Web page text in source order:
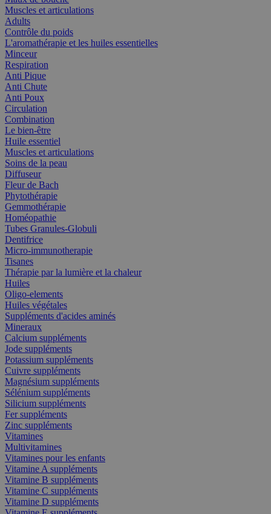
Muscles et articulations
Adults
Contrôle du poids
L'aromathérapie et les huiles essentielles
Minceur
Respiration
Anti Pique
Anti Chute
Anti Poux
Circulation
Combination
Le bien-être
Huile essentiel
Muscles et articulations
Soins de la peau
Diffuseur
Fleur de Bach
Phytothérapie
Gemmothérapie
Homéopathie
Tubes Granules-Globuli
Dentifrice
Micro-immunotherapie
Tisanes
Thérapie par la lumière et la chaleur
Huiles
Oligo-elements
Huiles végétales
Suppléments d'acides aminés
Mineraux
Calcium suppléments
Jode suppléments
Potassium suppléments
Cuivre suppléments
Magnésium suppléments
Sélénium suppléments
Silicium suppléments
Fer suppléments
Zinc suppléments
Vitamines
Multivitamines
Vitamines pour les enfants
Vitamine A suppléments
Vitamine B suppléments
Vitamine C suppléments
Vitamine D suppléments